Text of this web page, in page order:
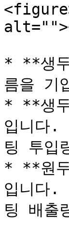
* **생
름을 기
* **생
입니다.
팅 투입
* **원
입니다.
팅 배출